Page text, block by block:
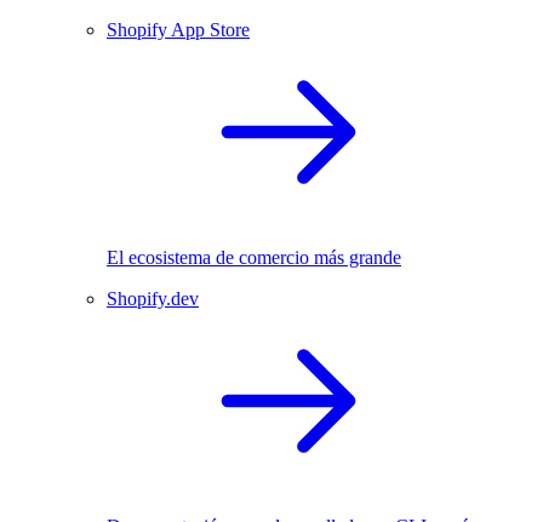
Shopify App Store
El ecosistema de comercio más grande
Shopify.dev